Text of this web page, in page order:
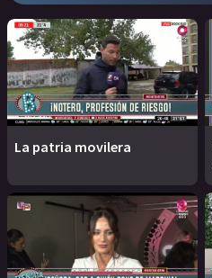
La patria movilera